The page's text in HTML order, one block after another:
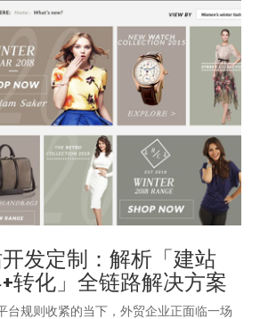
发定制：解析「建站
转化」全链路解决方案
台规则收紧的当下，外贸企业正面临一场